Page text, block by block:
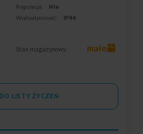
Regulacja:
Nie
Wodoodporność:
IP44
Stan magazynowy: mało
LISTY ŻYCZEŃ